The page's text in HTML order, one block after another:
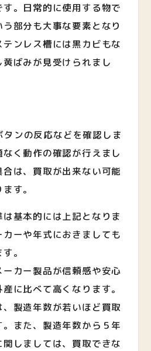
。日常的に使用する物で
部分も大事な要素となり
ンレス槽には黒カビもな
ばみが見受けられまし
ンの反応などを確認しま
く動作の確認が行えまし
は、買取が出来ない可能
す。
基本的には上記となりま
ーや年式におきましても
。
カー製品が信頼感や安心
に比べて高くなります。
製造年数が若いほど買取
また、製造年数から５年
しましては、買取できな